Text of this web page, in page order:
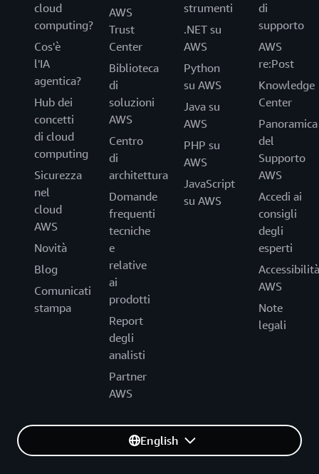
cloud
computing?
Cos'è
l'IA
agentica?
Hub dei
concetti
di cloud
computing
Sicurezza
nel
cloud
AWS
Novità
Blog
Comunicati
stampa
AWS
Trust
Center
Biblioteca
di
soluzioni
AWS
Centro
di
architettura
Domande
frequenti
tecniche
e
relative
ai
prodotti
Report
degli
analisti
Partner
AWS
strumenti
.NET su
AWS
Python
su AWS
Java su
AWS
PHP su
AWS
JavaScript
su AWS
di
supporto
AWS
re:Post
Knowledge
Center
Panoramica
del
Supporto
AWS
Accedi ai
consigli
degli
esperti
Accessibilità
AWS
Note
legali
English